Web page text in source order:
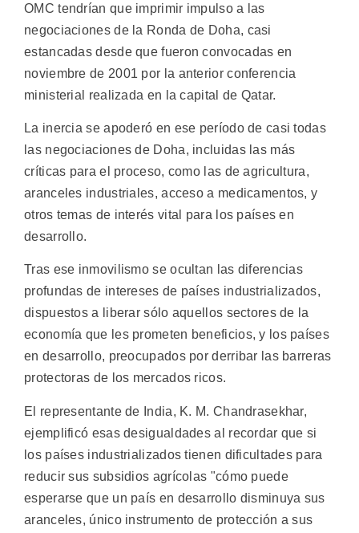
OMC tendrían que imprimir impulso a las
negociaciones de la Ronda de Doha, casi
estancadas desde que fueron convocadas en
noviembre de 2001 por la anterior conferencia
ministerial realizada en la capital de Qatar.
La inercia se apoderó en ese período de casi todas
las negociaciones de Doha, incluidas las más
críticas para el proceso, como las de agricultura,
aranceles industriales, acceso a medicamentos, y
otros temas de interés vital para los países en
desarrollo.
Tras ese inmovilismo se ocultan las diferencias
profundas de intereses de países industrializados,
dispuestos a liberar sólo aquellos sectores de la
economía que les prometen beneficios, y los países
en desarrollo, preocupados por derribar las barreras
protectoras de los mercados ricos.
El representante de India, K. M. Chandrasekhar,
ejemplificó esas desigualdades al recordar que si
los países industrializados tienen dificultades para
reducir sus subsidios agrícolas "cómo puede
esperarse que un país en desarrollo disminuya sus
aranceles, único instrumento de protección a sus